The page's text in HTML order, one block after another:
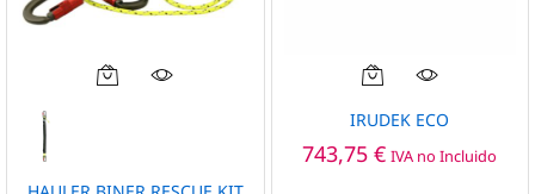
Este
IRUDEK ECO
743,75€ IVA no Incluido